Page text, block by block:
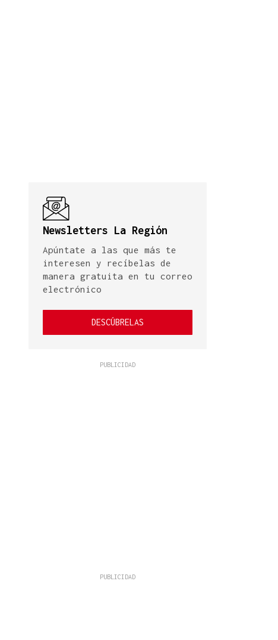
Newsletters La Región
Apúntate a las que más te
interesen y recíbelas de
manera gratuita en tu correo
electrónico
DESCÚBRELAS